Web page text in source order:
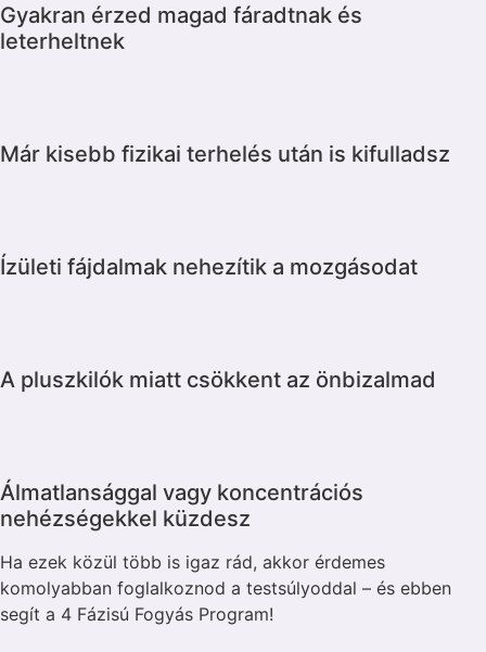
Gyakran érzed magad fáradtnak és
leterheltnek
Már kisebb fizikai terhelés után is kifulladsz
Ízületi fájdalmak nehezítik a mozgásodat
A pluszkilók miatt csökkent az önbizalmad
Álmatlansággal vagy koncentrációs
nehézségekkel küzdesz
Ha ezek közül több is igaz rád, akkor érdemes
komolyabban foglalkoznod a testsúlyoddal – és ebben
segít a 4 Fázisú Fogyás Program!